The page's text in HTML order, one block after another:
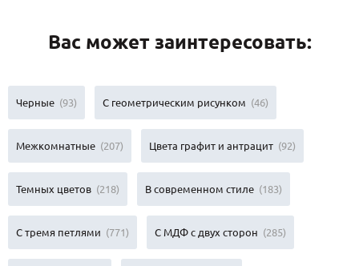
Вас может заинтересовать:
Черные (93) С геометрическим рисунком (46)
Межкомнатные (207) Цвета графит и антрацит (92)
Темных цветов (218) В современном стиле (183)
С тремя петлями (771) С МДФ с двух сторон (285)